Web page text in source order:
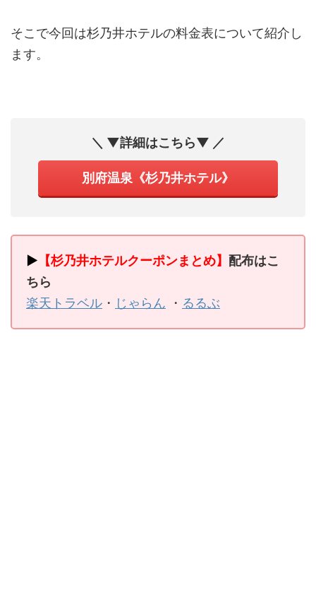
そこで今回は杉乃井ホテルの料金表について紹介し
ます。
＼ ▼詳細はこちら▼ ／
別府温泉《杉乃井ホテル》
▶ 【杉乃井ホテルクーポンまとめ】 配布はこ
ちら
楽天トラベル ・ じゃらん ・ るるぶ